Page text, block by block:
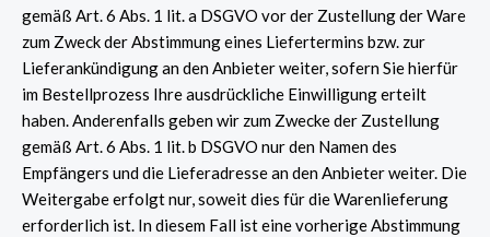
gemäß Art. 6 Abs. 1 lit. a DSGVO vor der Zustellung der Ware
zum Zweck der Abstimmung eines Liefertermins bzw. zur
Lieferankündigung an den Anbieter weiter, sofern Sie hierfür
im Bestellprozess Ihre ausdrückliche Einwilligung erteilt
haben. Anderenfalls geben wir zum Zwecke der Zustellung
gemäß Art. 6 Abs. 1 lit. b DSGVO nur den Namen des
Empfängers und die Lieferadresse an den Anbieter weiter. Die
Weitergabe erfolgt nur, soweit dies für die Warenlieferung
erforderlich ist. In diesem Fall ist eine vorherige Abstimmung